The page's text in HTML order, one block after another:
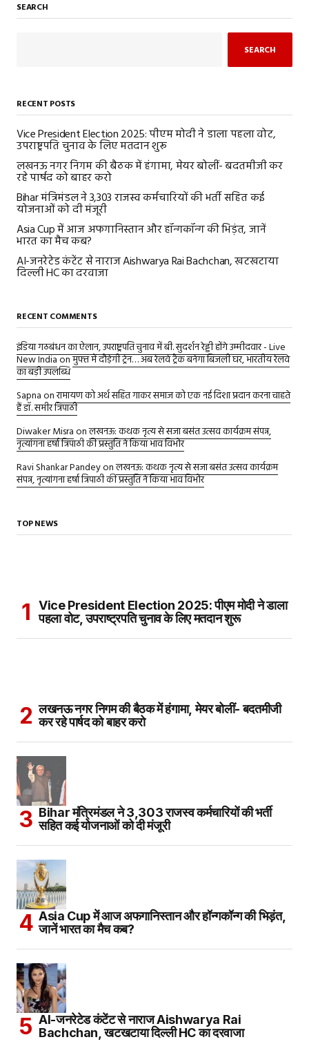
SEARCH
SEARCH
RECENT POSTS
Vice President Election 2025: पीएम मोदी ने डाला पहला वोट,
उपराष्ट्रपति चुनाव के लिए मतदान शुरू
लखनऊ नगर निगम की बैठक में हंगामा, मेयर बोलीं- बदतमीजी कर
रहे पार्षद को बाहर करो
Bihar मंत्रिमंडल ने 3,303 राजस्व कर्मचारियों की भर्ती सहित कई
योजनाओं को दी मंजूरी
Asia Cup में आज अफगानिस्तान और हॉन्गकॉन्ग की भिड़ंत, जानें
भारत का मैच कब?
AI-जनरेटेड कंटेंट से नाराज Aishwarya Rai Bachchan, खटखटाया
दिल्ली HC का दरवाजा
RECENT COMMENTS
इंडिया गठबंधन का ऐलान, उपराष्ट्रपति चुनाव में बी. सुदर्शन रेड्डी होंगे उम्मीदवार - Live
New Indiaonमुफ्त में दौड़ेगी ट्रेन… अब रेलवे ट्रैक बनेगा बिजली घर, भारतीय रेलवे
का बड़ी उपलब्धि
Sapnaonरामायण को अर्थ सहित गाकर समाज को एक नई दिशा प्रदान करना चाहते
हैं डॉ. समीर त्रिपाठी
Diwaker Misraonलखनऊ: कथक नृत्य से सजा बसंत उत्सव कार्यक्रम संपन्न,
नृत्यांगना हर्षा त्रिपाठी की प्रस्तुति ने किया भाव विभोर
Ravi Shankar Pandeyonलखनऊ: कथक नृत्य से सजा बसंत उत्सव कार्यक्रम
संपन्न, नृत्यांगना हर्षा त्रिपाठी की प्रस्तुति ने किया भाव विभोर
TOP NEWS
Vice President Election 2025: पीएम मोदी ने डाला
पहला वोट, उपराष्ट्रपति चुनाव के लिए मतदान शुरू
लखनऊ नगर निगम की बैठक में हंगामा, मेयर बोलीं- बदतमीजी
कर रहे पार्षद को बाहर करो
Bihar मंत्रिमंडल ने 3,303 राजस्व कर्मचारियों की भर्ती
सहित कई योजनाओं को दी मंजूरी
Asia Cup में आज अफगानिस्तान और हॉन्गकॉन्ग की भिड़ंत,
जानें भारत का मैच कब?
AI-जनरेटेड कंटेंट से नाराज Aishwarya Rai
Bachchan, खटखटाया दिल्ली HC का दरवाजा